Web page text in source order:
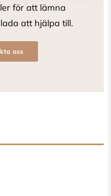
för att lämna
att hjälpa till.
oss